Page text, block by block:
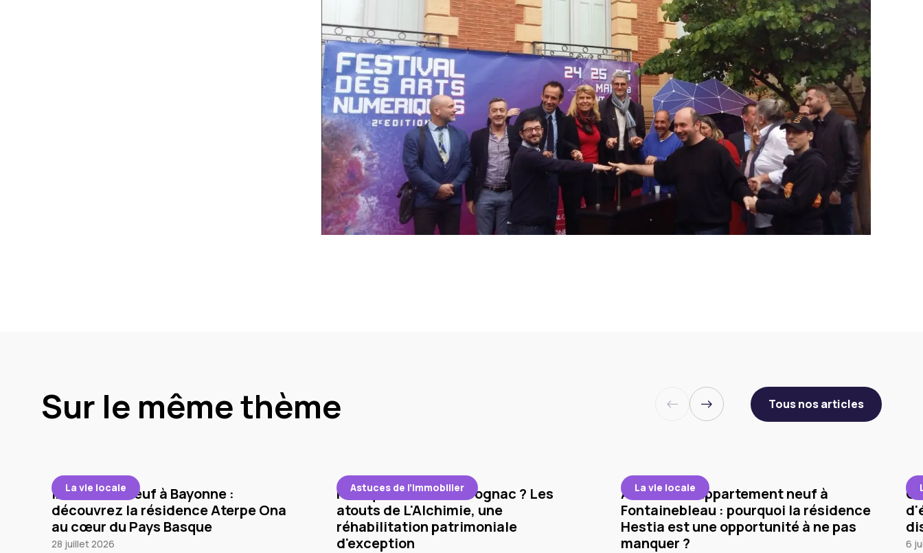
Sur le même thème Tous nos articles
La vie locale
Immobilier neuf à Bayonne :
découvrez la résidence Aterpe Ona
au cœur du Pays Basque
28 juillet 2026
Astuces de l’immobilier
Pourquoi investir à Cognac ? Les
atouts de L'Alchimie, une
réhabilitation patrimoniale
d'exception
La vie locale
Acheter un appartement neuf à
Fontainebleau : pourquoi la résidence
Hestia est une opportunité à ne pas
manquer ?
6